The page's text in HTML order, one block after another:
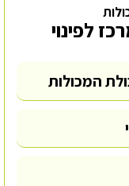
לפינוי
המכולות